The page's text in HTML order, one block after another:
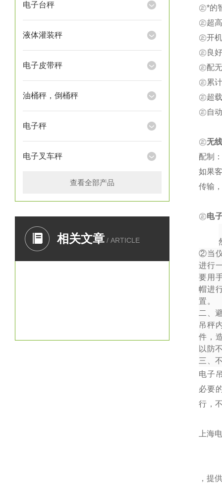
电子台秤
液体灌装秤
电子皮带秤
油桶秤，倒桶秤
电子秤
电子叉车秤
查看全部产品
相关文章 / ARTICLE
㊣*的
㊣超
㊣开
㊣良
㊣配
㊣累
㊣超
㊣自
㊣无
配制
如果
传输
㊣电
②当
进行
要用
帽进
置。
二、
吊秤
件，
以防
三、
电子
必要
行，
上海
，提